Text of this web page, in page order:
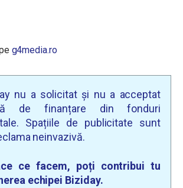
g4media.ro
nu a solicitat și nu a acceptat
de finanțare din fonduri
Spațiile de publicitate sunt
neinvazivă.
ce facem, poți contribui tu
echipei Biziday.